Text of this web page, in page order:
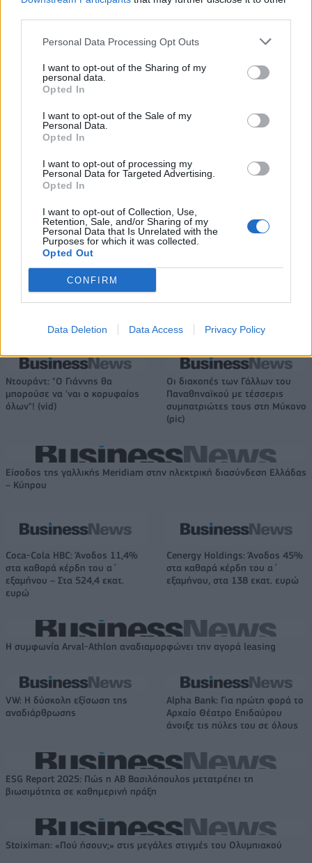
Personal Data Processing Opt Outs
I want to opt-out of the Sharing of my
personal data.
Opted In
I want to opt-out of the Sale of my
Personal Data.
Opted In
I want to opt-out of processing my
Personal Data for Targeted Advertising.
Opted In
I want to opt-out of Collection, Use,
Retention, Sale, and/or Sharing of my
Personal Data that Is Unrelated with the
Purposes for which it was collected.
Opted Out
CONFIRM
Data Deletion Data Access Privacy Policy
Όμιλος AKTOR: Εξαγοράζει το 75% των ΗΛΕΚΤΩΡ και THALIS –
Στρατηγική συνεργασία με τη Motor Oil
ΔΕΗ: Ισχυρή ανάπτυξη στο α΄
προσαρμοσμένο EBITDA στα 1,2
δισ. ευρώ
TV: Η σκακιέρα της νέας σεζόν
IAB Hellas: Νέα Διοικούσα Επιτροπή και νέο Διοικητικό Συμβούλιο -
Νέο Audi A2 e-tron με στόχο
την κορυφή της
Το FIAT 500 Hybrid τώρα από 18.990 ευρώ
Ντουράντ: "Ο Γιάννης θα
μπορούσε να 'ναι ο κορυφαίος
όλων"! (vid)
Οι διακοπές των Γάλλων του
Παναθηναϊκού με τέσσερις
συμπατριώτες τους στη Μύκονο
(pic)
Είσοδος της γαλλικής Meridiam στην ηλεκτρική διασύνδεση Ελλάδας
– Κύπρου
Coca-Cola HBC: Άνοδος 11,4%
στα καθαρά κέρδη του α΄
εξαμήνου – Στα 524,4 εκατ.
ευρώ
Cenergy Holdings: Άνοδος 45%
στα καθαρά κέρδη του α΄
εξαμήνου, στα 138 εκατ. ευρώ
Η συμφωνία Arval-Athlon αναδιαμορφώνει την αγορά leasing
VW: Η δύσκολη εξίσωση της
αναδιάρθρωσης
Alpha Bank: Για πρώτη φορά το
Αρχαίο Θέατρο Επιδαύρου
άνοιξε τις πύλες του σε όλους
ESG Report 2025: Πώς η ΑΒ Βασιλόπουλος μετατρέπει τη
βιωσιμότητα σε καθημερινή πράξη
Stoiximan: «Πού ήσουν;» στις μεγάλες στιγμές του Ολυμπιακού